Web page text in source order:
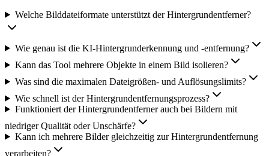
Welche Bilddateiformate unterstützt der Hintergrundentferner?
Wie genau ist die KI-Hintergrunderkennung und -entfernung?
Kann das Tool mehrere Objekte in einem Bild isolieren?
Was sind die maximalen Dateigrößen- und Auflösungslimits?
Wie schnell ist der Hintergrundentfernungsprozess?
Funktioniert der Hintergrundentferner auch bei Bildern mit
niedriger Qualität oder Unschärfe?
Kann ich mehrere Bilder gleichzeitig zur Hintergrundentfernung
verarbeiten?